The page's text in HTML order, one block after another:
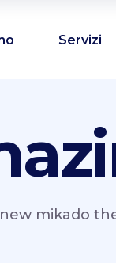
Servizi
mikado